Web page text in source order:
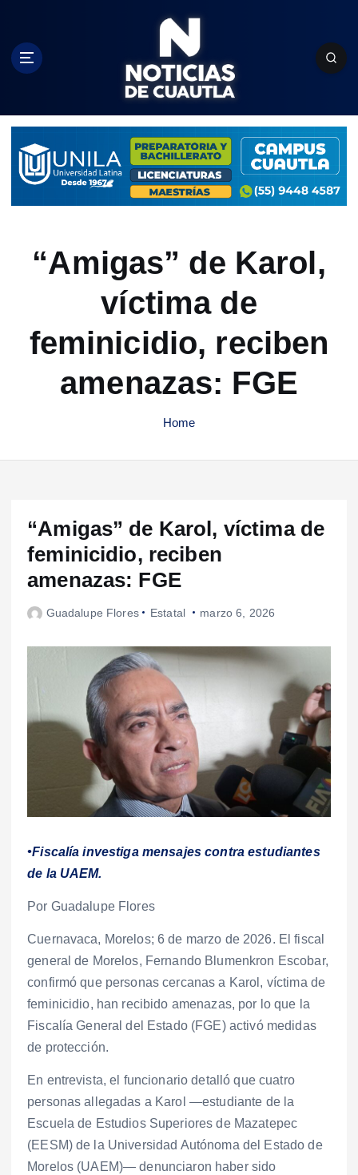
c
“Amigas” de Karol,
víctima de
feminicidio, reciben
amenazas: FGE
Home
“Amigas” de Karol, víctima de
feminicidio, reciben
amenazas: FGE
Guadalupe Flores Estatal marzo 6, 2026
•Fiscalía investiga mensajes contra estudiantes
de la UAEM.
Por Guadalupe Flores
Cuernavaca, Morelos; 6 de marzo de 2026. El fiscal
general de Morelos, Fernando Blumenkron Escobar,
confirmó que personas cercanas a Karol, víctima de
feminicidio, han recibido amenazas, por lo que la
Fiscalía General del Estado (FGE) activó medidas
de protección.
En entrevista, el funcionario detalló que cuatro
personas allegadas a Karol —estudiante de la
Escuela de Estudios Superiores de Mazatepec
(EESM) de la Universidad Autónoma del Estado de
Morelos (UAEM)— denunciaron haber sido